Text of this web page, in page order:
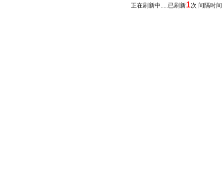
正在刷新中.....已刷新1次 间隔时